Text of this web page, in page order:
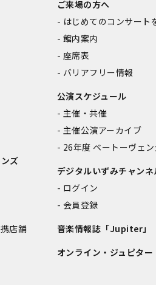
ズ
店舗
ご来場の方へ
はじめてのコンサート
館内案内
座席表
バリアフリー情報
公演スケジュール
主催・共催
主催公演アーカイブ
26年度 ベートーヴェ
デジタルいずみチャンネ
ログイン
会員登録
音楽情報誌「Jupiter」
オンライン・ジュピター